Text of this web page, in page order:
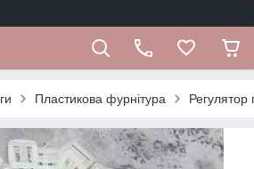
Пластикова фурнітура Регулятор